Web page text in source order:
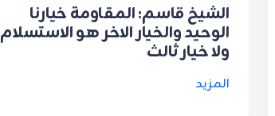
الشيخ قاسم: المقاومة خيارنا
الوحيد والخيار الاخر هو الاستسلام
ولا خيار ثالث
المزيد